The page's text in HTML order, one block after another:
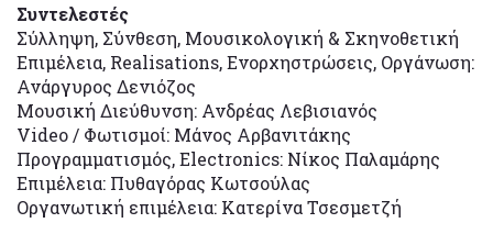
Συντελεστές
Σύλληψη, Σύνθεση, Μουσικολογική & Σκηνοθετική
Επιμέλεια, Realisations, Ενορχηστρώσεις, Οργάνωση:
Ανάργυρος Δενιόζος
Μουσική Διεύθυνση: Ανδρέας Λεβισιανός
Video / Φωτισμοί: Μάνος Αρβανιτάκης
Προγραμματισμός, Electronics: Νίκος Παλαμάρης
Επιμέλεια: Πυθαγόρας Κωτσούλας
Οργανωτική επιμέλεια: Κατερίνα Τσεσμετζή